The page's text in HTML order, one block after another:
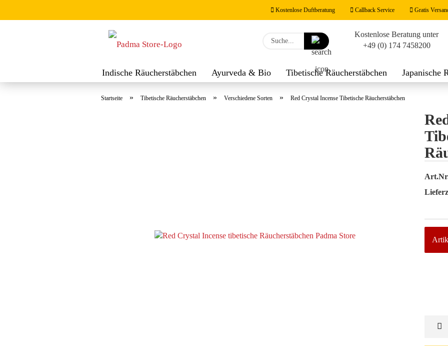
Kostenlose Duftberatung Callback Service Gratis
Lieferland
E-
Suche...
Kostenlose Beratung unter
+49 (0) 174 7458200
Indische Räucherstäbchen Ayurveda & Bio Tibetische Räucherstäbchen
Japanische
Startseite » Tibetische Räucherstäbchen » Verschiedene Sorten » Red Crystal Incense Tibetische Räucherstäbchen